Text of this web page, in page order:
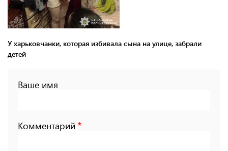
У харьковчанки, которая избивала сына на улице, забрали
детей
Ваше имя
Комментарий